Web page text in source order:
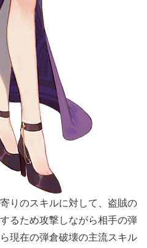
りのスキルに対して、盗賊の
るため攻撃しながら相手の弾
現在の弾倉破壊の主流スキル